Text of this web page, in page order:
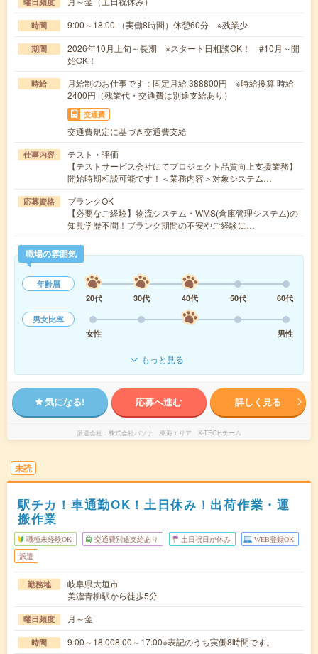
時間 9:00～18:00 （実働8時間）休憩60分 ※残業少
期間
2026年10月上旬～長期 ※スタート日相談OK！ #10月～開
始OK！
時給
月給制のお仕事です：固定月給 388800円 ※時給換算 時給
2400円（残業代・交通費は別途支給あり）
交通費
交通費規定に基づき交通費支給
仕事内容
テスト・評価
【テストサービス会社にてプロジェクト品質向上支援業務】
開始時期相談可能です！＜業務内容＞対象システム…
応募資格
ブランクOK
【必要なご経験】物流システム・WMS(倉庫管理システム)の
知見学歴不問！ブランク期間の不安やご経験に…
職場の雰囲気
年齢層
20代
30代 40代 50代
60代
男女比率
女性
男性
もっと見る
気になる! 応募へ進む 詳しく見る
派遣会社 株式会社パソナ 東海エリア X-TECHチーム
未読
駅チカ！車通勤OK！土日休み！出荷作業・運
搬作業
職種未経験OK 交通費別途支給あり 土日祝日が休み WEB登録OK
派遣
勤務地
岐阜県大垣市
美濃青柳駅から徒歩5分
曜日頻度 月～金
時間 9:00～18:008:00～17:00※表記のうち実働8時間です。